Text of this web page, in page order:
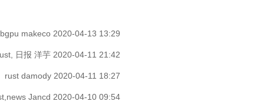
makeco 2020-04-13 13:29
日报 洋芋 2020-04-11 21:42
rust damody 2020-04-11 18:27
Jancd 2020-04-10 09:54